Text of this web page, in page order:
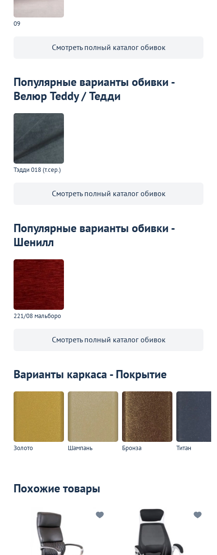
09
Смотреть полный каталог обивок
Популярные варианты обивки -
Велюр Teddy / Тедди
Тэдди 018 (т.сер.)
Смотреть полный каталог обивок
Популярные варианты обивки -
Шенилл
221/08 мальборо
Смотреть полный каталог обивок
Варианты каркаса - Покрытие
Золото Шампань Бронза Титан
Похожие товары